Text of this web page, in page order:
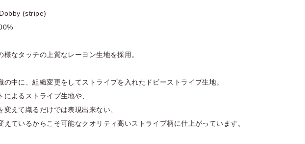
(stripe)
様なタッチの上質なレーヨン生地を採用。
の中に、組織変更をしてストライプを入れたドビーストライプ生地。
によるストライプ生地や、
変えて織るだけでは表現出来ない、
えているからこそ可能なクオリティ高いストライプ柄に仕上がっています。